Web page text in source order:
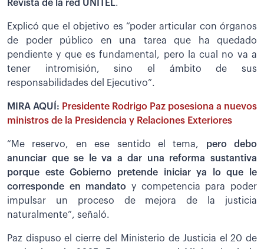
Revista de la red UNITEL.
Explicó que el objetivo es “poder articular con órganos
de poder público en una tarea que ha quedado
pendiente y que es fundamental, pero la cual no va a
tener intromisión, sino el ámbito de sus
responsabilidades del Ejecutivo”.
MIRA AQUÍ: Presidente Rodrigo Paz posesiona a nuevos
ministros de la Presidencia y Relaciones Exteriores
“Me reservo, en ese sentido el tema, pero debo
anunciar que se le va a dar una reforma sustantiva
porque este Gobierno pretende iniciar ya lo que le
corresponde en mandato y competencia para poder
impulsar un proceso de mejora de la justicia
naturalmente”, señaló.
Paz dispuso el cierre del Ministerio de Justicia el 20 de